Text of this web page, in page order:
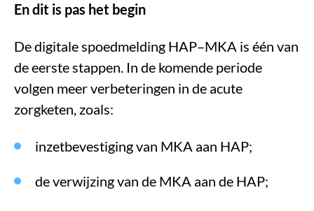
En dit is pas het begin
De digitale spoedmelding HAP–MKA is één van
de eerste stappen. In de komende periode
volgen meer verbeteringen in de acute
zorgketen, zoals:
inzetbevestiging van MKA aan HAP;
de verwijzing van de MKA aan de HAP;